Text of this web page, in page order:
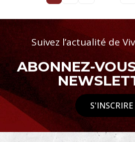
Suivez l’actualité de
ABONNEZ-
S'INSCRIRE